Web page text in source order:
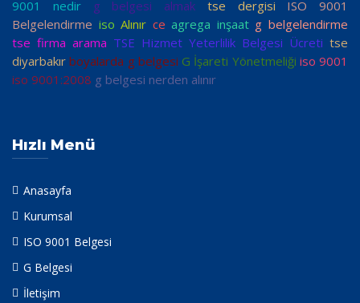
9001 nedir
g belgesi almak tse dergisi
ISO 9001
Belgelendirme iso Alınır ce agrega inşaat g belgelendirme
tse firma arama TSE Hizmet Yeterlilik Belgesi Ücreti tse
diyarbakır boyalarda g belgesi G İşareti Yönetmeliği iso 9001
iso 9001:2008 g belgesi nerden alınır
Hızlı Menü
Anasayfa
Kurumsal
ISO 9001 Belgesi
G Belgesi
İletişim